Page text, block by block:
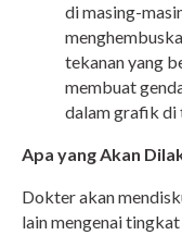
di masing-
tekanan yang
membuat
dalam grafik di
Apa yang Akan
Dokter akan
lain mengenai